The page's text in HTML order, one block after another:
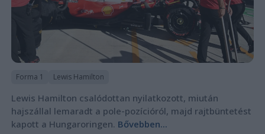
Forma 1 Lewis Hamilton
Lewis Hamilton csalódottan nyilatkozott, miután
hajszállal lemaradt a pole-pozícióról, majd rajtbüntetést
kapott a Hungaroringen. Bővebben...